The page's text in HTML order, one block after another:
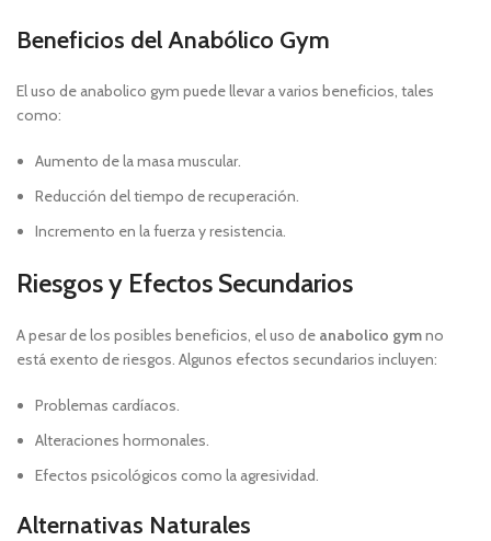
Beneficios del Anabólico Gym
El uso de anabolico gym puede llevar a varios beneficios, tales
como:
Aumento de la masa muscular.
Reducción del tiempo de recuperación.
Incremento en la fuerza y resistencia.
Riesgos y Efectos Secundarios
A pesar de los posibles beneficios, el uso de anabolico gymno
está exento de riesgos. Algunos efectos secundarios incluyen:
Problemas cardíacos.
Alteraciones hormonales.
Efectos psicológicos como la agresividad.
Alternativas Naturales